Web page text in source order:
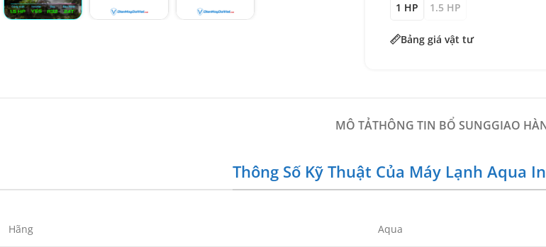
1 HP 1.5 HP
Bảng giá vật tư
MÔ TẢTHÔNG TIN BỔ SUNGGIAO
Thông Số Kỹ Thuật Của Máy Lạnh Aqua
Hãng Aqua